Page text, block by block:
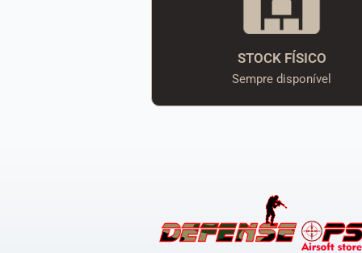
STOCK FÍSICO
Sempre disponível